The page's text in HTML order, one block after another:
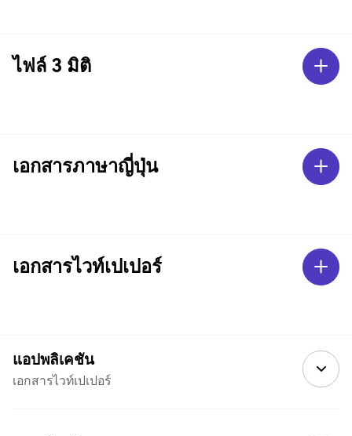
ไฟล์ 3 มิติ
เอกสารภาษาญี่ปุ่น
เอกสารไวท์เปเปอร์
แอปพลิเคชัน
เอกสารไวท์เปเปอร์